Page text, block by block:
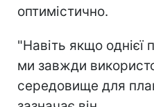
оптимістично.
"Навіть якщо однієї
ми завжди
середовище для